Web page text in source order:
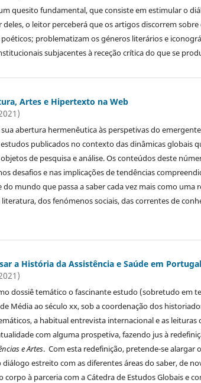
quesito fundamental, que consiste em estimular o
o leitor perceberá que os artigos discorrem
problematizam os géneros literários e
subjacentes à receção crítica do que se
Artes e Hipertexto na Web
abertura hermenêutica às perspetivas do
publicados no contexto das dinâmicas globais
de pesquisa e análise. Os conteúdos deste
desafios e nas implicações de tendências
mundo que passa a saber cada vez mais como uma
dos fenómenos sociais, das correntes de
a História da Assistência e Saúde em
dossiê temático o fascinante estudo (sobretudo em
Média ao século xx, sob a coordenação dos
a habitual entrevista internacional e as leituras
com alguma prospetiva, fazendo jus à
e Artes. Com esta redefinição, pretende-se
estreito com as diferentes áreas do saber, de
corpo à parceria com a Cátedra de Estudos Globais e